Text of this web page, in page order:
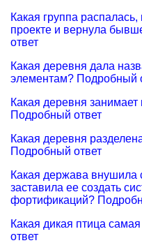
Какая группа
проекте и вернула
ответ
Какая деревня дала
элементам? Подробный
Какая деревня
Подробный ответ
Какая деревня
Подробный ответ
Какая держава внушила
заставила ее создать
фортификаций?
Какая дикая птица
ответ